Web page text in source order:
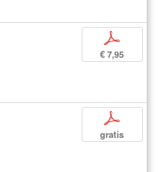
p
€ 7,95
p
gratis